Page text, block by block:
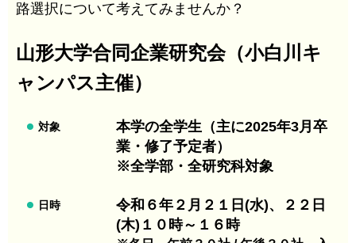
路選択について考えてみませんか？
山形大学合同企業研究会（小白川キ
ャンパス主催）
対象
本学の全学生（主に2025年3月卒
業・修了予定者）
※全学部・全研究科対象
日時
令和６年２月２１日(水)、２２日
(木)１０時～１６時